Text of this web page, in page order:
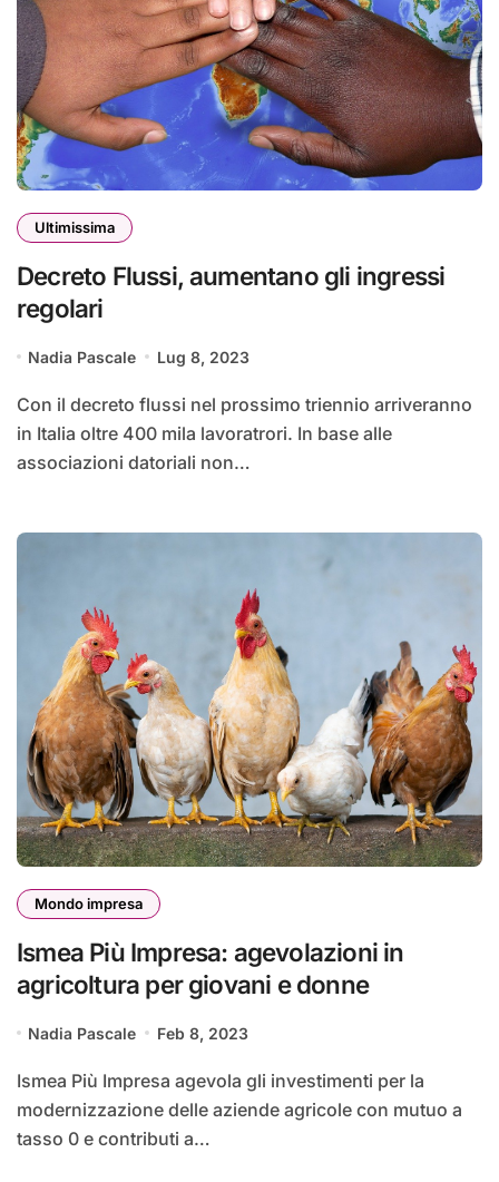
Ultimissima
Decreto Flussi, aumentano gli ingressi
regolari
Nadia Pascale Lug 8, 2023
Con il decreto flussi nel prossimo triennio arriveranno
in Italia oltre 400 mila lavoratrori. In base alle
associazioni datoriali non…
Mondo impresa
Ismea Più Impresa: agevolazioni in
agricoltura per giovani e donne
Nadia Pascale Feb 8, 2023
Ismea Più Impresa agevola gli investimenti per la
modernizzazione delle aziende agricole con mutuo a
tasso 0 e contributi a…